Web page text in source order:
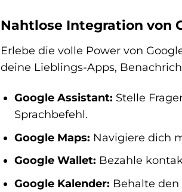
Nahtlose Integration von
Erlebe die volle Power von
deine Lieblings-Apps,
Google Assistant: Stelle
Sprachbefehl.
Google Maps: Navigiere dich
Google Wallet: Bezahle
Google Kalender: Behalte